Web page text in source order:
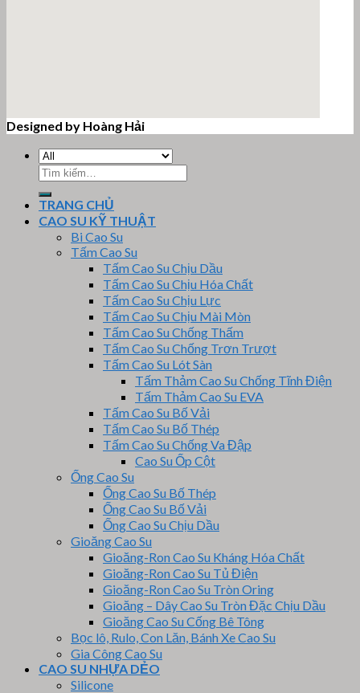
Designed by Hoàng Hải
Tìm
kiếm:
TRANG CHỦ
CAO SU KỸ THUẬT
Bi Cao Su
Tấm Cao Su
Tấm Cao Su Chịu Dầu
Tấm Cao Su Chịu Hóa Chất
Tấm Cao Su Chịu Lực
Tấm Cao Su Chịu Mài Mòn
Tấm Cao Su Chống Thấm
Tấm Cao Su Chống Trơn Trượt
Tấm Cao Su Lót Sàn
Tấm Thảm Cao Su Chống Tĩnh Điện
Tấm Thảm Cao Su EVA
Tấm Cao Su Bố Vải
Tấm Cao Su Bố Thép
Tấm Cao Su Chống Va Đập
Cao Su Ốp Cột
Ống Cao Su
Ống Cao Su Bố Thép
Ống Cao Su Bố Vải
Ống Cao Su Chịu Dầu
Gioăng Cao Su
Gioăng-Ron Cao Su Kháng Hóa Chất
Gioăng-Ron Cao Su Tủ Điện
Gioăng-Ron Cao Su Tròn Oring
Gioăng – Dây Cao Su Tròn Đặc Chịu Dầu
Gioăng Cao Su Cống Bê Tông
Bọc lô, Rulo, Con Lăn, Bánh Xe Cao Su
Gia Công Cao Su
CAO SU NHỰA DẺO
Silicone